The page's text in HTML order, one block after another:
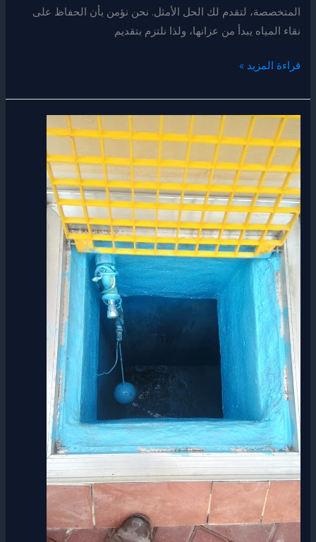
المتخصصة، لتقدم لك الحل الأمثل. نحن نؤمن بأن الحفاظ على
نقاء المياه يبدأ من عزانها، ولذا نلتزم بتقديم
قراءة المزيد »
عزل
الخزنات
بمكة